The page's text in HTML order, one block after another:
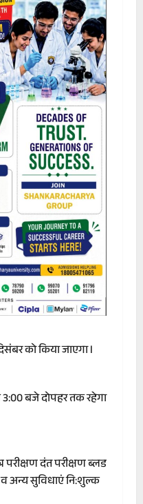
को किया जाएगा l
3:00 बजे दोपहर तक रहेगा
परीक्षण दंत परीक्षण ब्लड
व अन्य सुविधाएं नि:शुल्क